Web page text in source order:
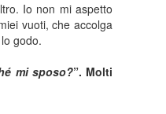
Io non mi aspetto
vuoti, che accolga
godo.
mi sposo?”. Molti